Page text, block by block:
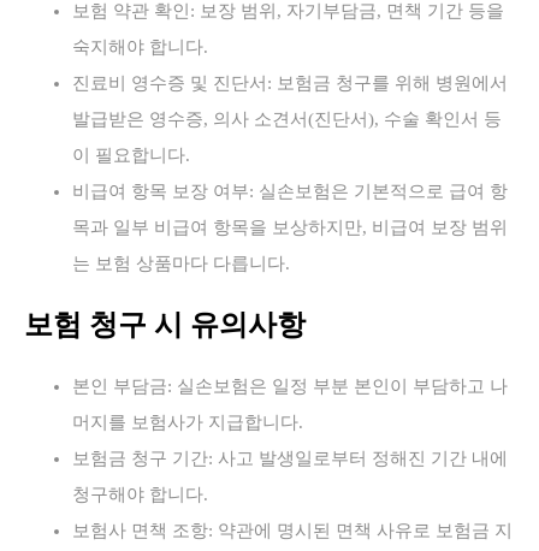
보험 약관 확인: 보장 범위, 자기부담금, 면책 기간 등을
숙지해야 합니다.
진료비 영수증 및 진단서: 보험금 청구를 위해 병원에서
발급받은 영수증, 의사 소견서(진단서), 수술 확인서 등
이 필요합니다.
비급여 항목 보장 여부: 실손보험은 기본적으로 급여 항
목과 일부 비급여 항목을 보상하지만, 비급여 보장 범위
는 보험 상품마다 다릅니다.
보험 청구 시 유의사항
본인 부담금: 실손보험은 일정 부분 본인이 부담하고 나
머지를 보험사가 지급합니다.
보험금 청구 기간: 사고 발생일로부터 정해진 기간 내에
청구해야 합니다.
보험사 면책 조항: 약관에 명시된 면책 사유로 보험금 지